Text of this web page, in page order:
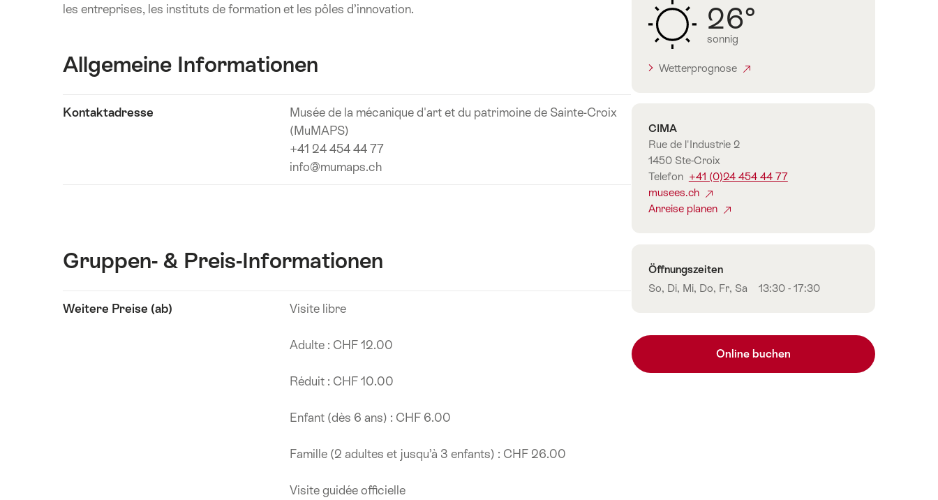
les entreprises, les instituts de formation et les pôles d’innovation.
Allgemeine Informationen
Technische
anzeigen
Kontaktadresse
Musée de la mécanique d'art et du patrimoine de Sainte-Croix
(MuMAPS)
+41 24 454 44 77
info@mumaps.ch
Gruppen- & Preis-Informationen
Technische
anzeigen
Weitere Preise (ab) Visite libre
Adulte : CHF 12.00
Réduit : CHF 10.00
Enfant (dès 6 ans) : CHF 6.00
Famille (2 adultes et jusqu’à 3 enfants) : CHF 26.00
Visite guidée officielle
26°
sonnig
Wetterprognose
Kontakt
CIMA
Rue de l'Industrie 2
1450 Ste-Croix
Telefon +41 (0)24 454 44 77
musees.ch
Anreise planen
Öffnungszeiten
So, Di, Mi, Do, Fr, Sa
13:30 - 17:30
Online buchen